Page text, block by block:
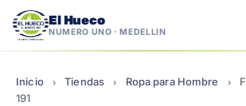
El Hueco
NÚMERO UNO · MEDELLÍN
contenido
Inicio › Tiendas › Ropa para Hombre ›
191